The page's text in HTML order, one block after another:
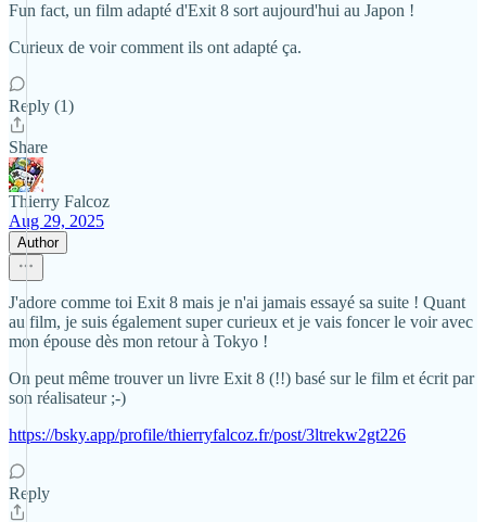
Fun fact, un film adapté d'Exit 8 sort aujourd'hui au Japon !
Curieux de voir comment ils ont adapté ça.
Reply (1)
Share
Thierry Falcoz
Aug 29, 2025
Author
J'adore comme toi Exit 8 mais je n'ai jamais essayé sa suite ! Quant
au film, je suis également super curieux et je vais foncer le voir avec
mon épouse dès mon retour à Tokyo !
On peut même trouver un livre Exit 8 (!!) basé sur le film et écrit par
son réalisateur ;-)
https://bsky.app/profile/thierryfalcoz.fr/post/3ltrekw2gt226
Reply